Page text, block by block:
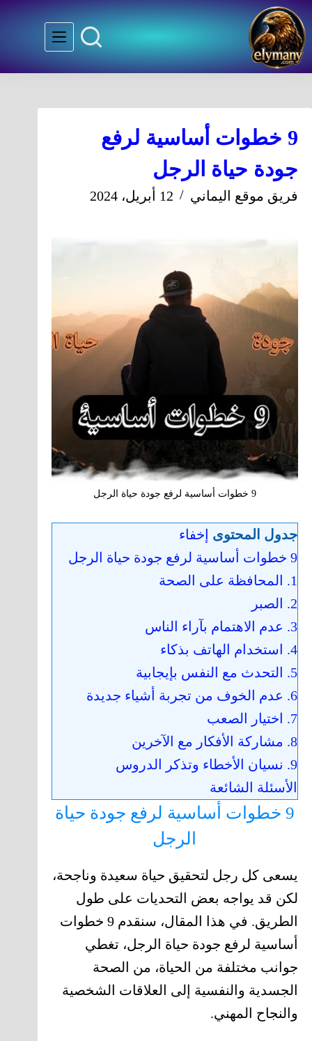
9 خطوات أساسية لرفع
جودة حياة الرجل
فريق موقع اليماني 12 أبريل، 2024
9 خطوات أساسية لرفع جودة حياة الرجل
جدول المحتوى إخفاء
9 خطوات أساسية لرفع جودة حياة الرجل
1. المحافظة على الصحة
2. الصبر
3. عدم الاهتمام بآراء الناس
4. استخدام الهاتف بذكاء
5. التحدث مع النفس بإيجابية
6. عدم الخوف من تجربة أشياء جديدة
7. اختيار الصعب
8. مشاركة الأفكار مع الآخرين
9. نسيان الأخطاء وتذكر الدروس
الأسئلة الشائعة
9 خطوات أساسية لرفع جودة حياة
الرجل
يسعى كل رجل لتحقيق حياة سعيدة وناجحة،
لكن قد يواجه بعض التحديات على طول
الطريق. في هذا المقال، سنقدم 9 خطوات
أساسية لرفع جودة حياة الرجل، تغطي
جوانب مختلفة من الحياة، من الصحة
الجسدية والنفسية إلى العلاقات الشخصية
والنجاح المهني.